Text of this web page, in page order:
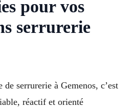
pour vos
serrurerie
serrurerie à Gemenos, c’est
réactif et orienté